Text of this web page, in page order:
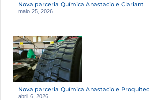
Nova parceria Química Anastacio e Clariant
maio 25, 2026
Nova parceria Química Anastacio e Proquitec
abril 6, 2026